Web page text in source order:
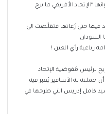
*الإتحاد الأفريقي ما برح
فيها حتى رُعاتها فتقلّصت الى
السودان
رباعية رأي العين !
لرئيس مُفوضية الإتحاد
حملته له الأسافير يُعبر فيه
كامل إدريس التي طرحها في